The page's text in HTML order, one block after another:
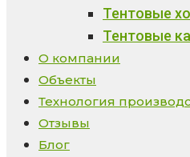
Тентовые
Тентовые
О компании
Объекты
Технология
Отзывы
Блог